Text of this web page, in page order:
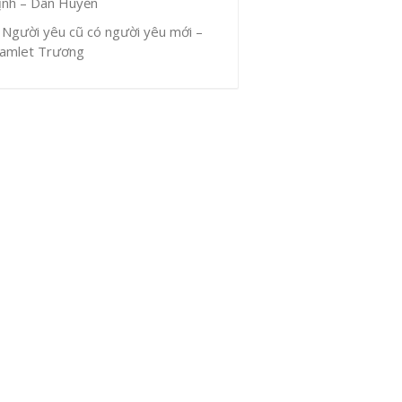
Người yêu cũ có người yêu mới –
Trương